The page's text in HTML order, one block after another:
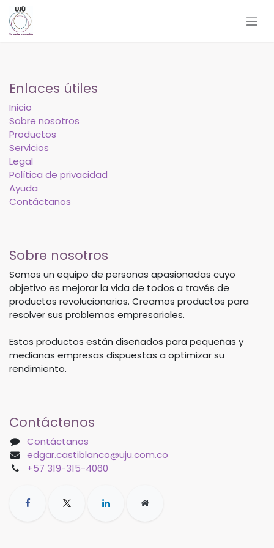
Ir al contenido
Enlaces útiles
Inicio
Sobre nosotros
Productos
Servicios
Legal
Política de privacidad
Ayuda
Contáctanos
Sobre nosotros
Somos un equipo de personas apasionadas cuyo
objetivo es mejorar la vida de todos a través de
productos revolucionarios. Creamos productos para
resolver sus problemas empresariales.
Estos productos están diseñados para pequeñas y
medianas empresas dispuestas a optimizar su
rendimiento.
Contáctenos
Contáctanos
edgar.castiblanco@uju.com.co
+57 319-315-4060